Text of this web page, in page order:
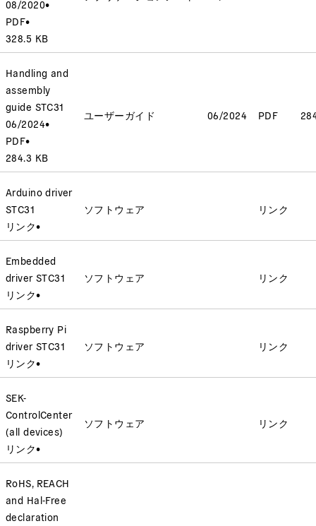
08/2020•
PDF•
328.5 KB
Handling and
assembly
guide STC31
06/2024•
PDF•
284.3 KB
ユーザーガイド 06/2024 PDF
Arduino driver
STC31
リンク•
ソフトウェア リンク
Embedded
driver STC31
リンク•
ソフトウェア リンク
Raspberry Pi
driver STC31
リンク•
ソフトウェア リンク
SEK-
ControlCenter
(all devices)
リンク•
ソフトウェア リンク
RoHS, REACH
and Hal-Free
declaration